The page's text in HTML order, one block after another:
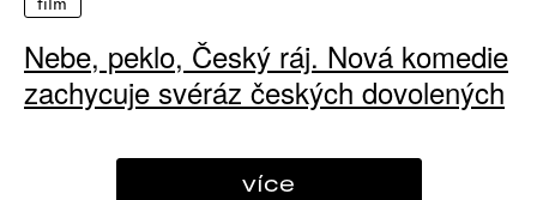
Nebe, peklo, Český ráj. Nová komedie
zachycuje svéráz českých dovolených
více